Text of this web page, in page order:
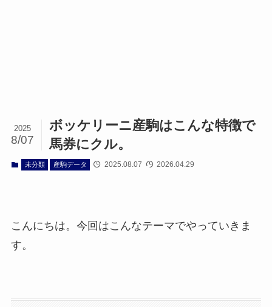
ボッケリーニ産駒はこんな特徴で
馬券にクル。
2025
8/07
未分類 産駒データ 2025.08.07 2026.04.29
こんにちは。今回はこんなテーマでやっていきま
す。